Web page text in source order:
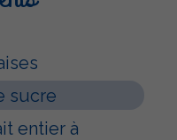
sucre
entier à